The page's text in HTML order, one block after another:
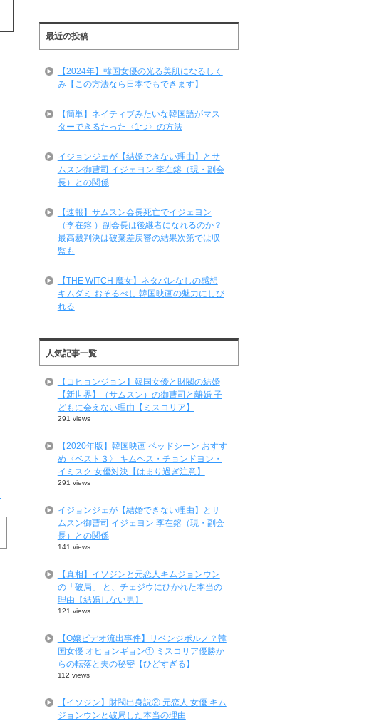
最近の投稿
【2024年】韓国女優の光る美肌になるしく
み【この方法なら日本でもできます】
【簡単】ネイティブみたいな韓国語がマス
ターできるたった〈1つ〉の方法
イジョンジェが【結婚できない理由】とサ
ムスン御曹司 イジェヨン 李在鎔（現・副会
長）との関係
【速報】サムスン会長死亡でイジェヨン
（李在鎔 ）副会長は後継者になれるのか？
最高裁判決は破棄差戻審の結果次第では収
監も
【THE WITCH 魔女】ネタバレなしの感想
キムダミ おそるべし 韓国映画の魅力にしび
れる
人気記事一覧
【コヒョンジョン】韓国女優と財閥の結婚
【新世界】（サムスン）の御曹司と離婚 子
どもに会えない理由【ミスコリア】
291 views
【2020年版】韓国映画 ベッドシーン おすす
め〈ベスト３〉 キムヘス・チョンドヨン・
イミスク 女優対決【はまり過ぎ注意】
291 views
イジョンジェが【結婚できない理由】とサ
ムスン御曹司 イジェヨン 李在鎔（現・副会
長）との関係
141 views
【真相】イソジンと元恋人キムジョンウン
の「破局」 と、チェジウにひかれた本当の
理由【結婚しない男】
121 views
【O嬢ビデオ流出事件】リベンジポルノ？韓
国女優 オヒョンギョン① ミスコリア優勝か
らの転落と夫の秘密【ひどすぎる】
112 views
【イソジン】財閥出身説② 元恋人 女優 キム
ジョンウンと破局した本当の理由